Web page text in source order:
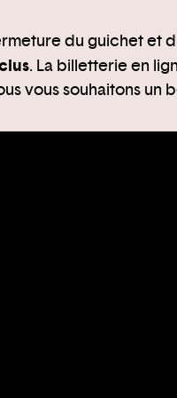
du guichet et
. La billetterie en
vous souhaitons un